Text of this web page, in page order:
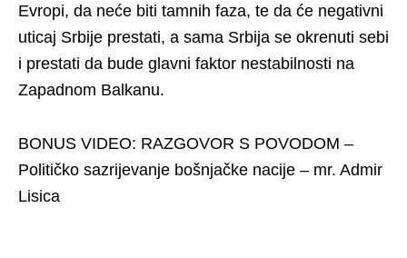
Evropi, da neće biti tamnih faza, te da će negativni
uticaj Srbije prestati, a sama Srbija se okrenuti sebi
i prestati da bude glavni faktor nestabilnosti na
Zapadnom Balkanu.
BONUS VIDEO: RAZGOVOR S POVODOM –
Političko sazrijevanje bošnjačke nacije – mr. Admir
Lisica